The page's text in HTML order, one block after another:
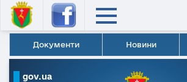
Документи Новини
gov.ua